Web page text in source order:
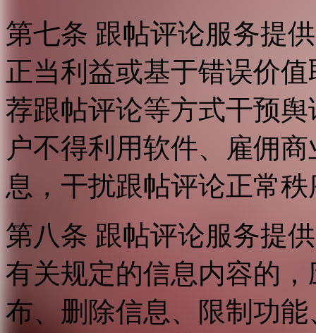
第七条 跟帖评论服务提
正当利益或基于错误价
荐跟帖评论等方式干预
户不得利用软件、雇佣
息，干扰跟帖评论正常
第八条 跟帖评论服务提
有关规定的信息内容的
布、删除信息、限制功